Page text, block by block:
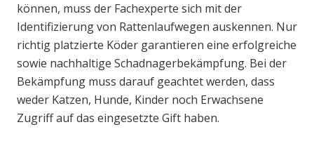
können, muss der Fachexperte sich mit der
Identifizierung von Rattenlaufwegen auskennen. Nur
richtig platzierte Köder garantieren eine erfolgreiche
sowie nachhaltige Schadnagerbekämpfung. Bei der
Bekämpfung muss darauf geachtet werden, dass
weder Katzen, Hunde, Kinder noch Erwachsene
Zugriff auf das eingesetzte Gift haben.